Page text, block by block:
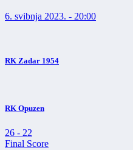
6. svibnja 2023. - 20:00
RK Zadar 1954
RK Opuzen
26 - 22
Final Score